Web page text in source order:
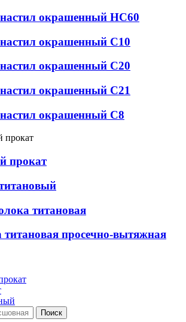
окрашенный НС60
окрашенный С10
окрашенный С20
окрашенный С21
окрашенный С8
прокат
титановая
титановая просечно-вытяжная